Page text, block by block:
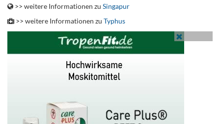
>> weitere Informationen zu Singapur
>> weitere Informationen zu Typhus